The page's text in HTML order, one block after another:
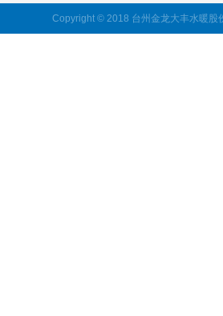
Copyright © 2018 台州金龙大丰水暖股